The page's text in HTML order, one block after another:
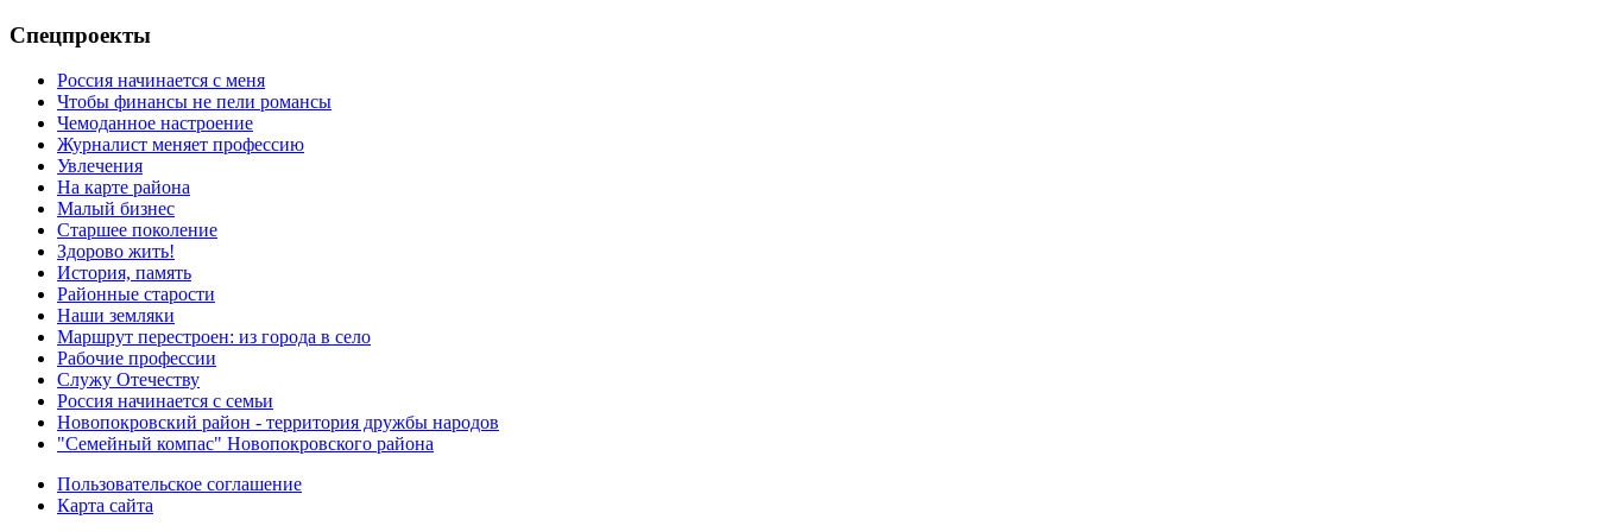
Спецпроекты
Россия начинается с меня
Чтобы финансы не пели романсы
Чемоданное настроение
Журналист меняет профессию
Увлечения
На карте района
Малый бизнес
Старшее поколение
Здорово жить!
История, память
Районные старости
Наши земляки
Маршрут перестроен: из города в село
Рабочие профессии
Служу Отечеству
Россия начинается с семьи
Новопокровский район - территория дружбы народов
"Семейный компас" Новопокровского района
Пользовательское соглашение
Карта сайта